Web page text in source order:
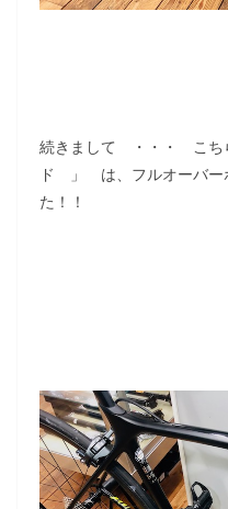
続きまして ・・・ こ
ド 」 は、フルオーバー
た！！